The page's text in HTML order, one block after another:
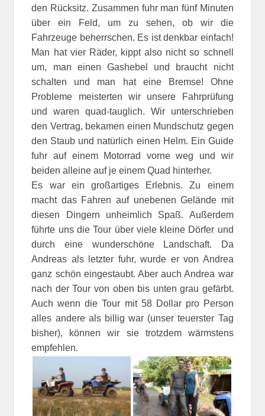
den Rücksitz. Zusammen fuhr man fünf Minuten
über ein Feld, um zu sehen, ob wir die
Fahrzeuge beherrschen. Es ist denkbar einfach!
Man hat vier Räder, kippt also nicht so schnell
um, man einen Gashebel und braucht nicht
schalten und man hat eine Bremse! Ohne
Probleme meisterten wir unsere Fahrprüfung
und waren quad-tauglich. Wir unterschrieben
den Vertrag, bekamen einen Mundschutz gegen
den Staub und natürlich einen Helm. Ein Guide
fuhr auf einem Motorrad vorne weg und wir
beiden alleine auf je einem Quad hinterher.
Es war ein großartiges Erlebnis. Zu einem
macht das Fahren auf unebenen Gelände mit
diesen Dingern unheimlich Spaß. Außerdem
führte uns die Tour über viele kleine Dörfer und
durch eine wunderschöne Landschaft. Da
Andreas als letzter fuhr, wurde er von Andrea
ganz schön eingestaubt. Aber auch Andrea war
nach der Tour von oben bis unten grau gefärbt.
Auch wenn die Tour mit 58 Dollar pro Person
alles andere als billig war (unser teuerster Tag
bisher), können wir sie trotzdem wärmstens
empfehlen.